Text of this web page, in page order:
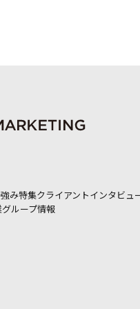
み特集クライアントインタビュ
グループ情報